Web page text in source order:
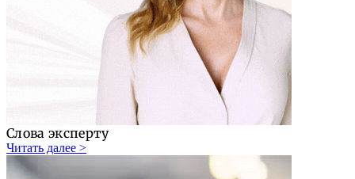
Слова эксперту
Читать далее >